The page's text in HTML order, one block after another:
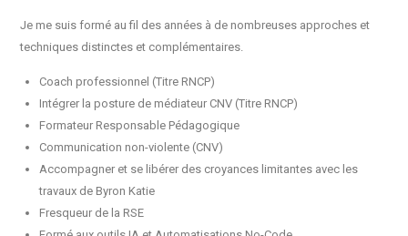
Je me suis formé au fil des années à de nombreuses approches et
techniques distinctes et complémentaires.
Coach professionnel (Titre RNCP)
Intégrer la posture de médiateur CNV (Titre RNCP)
Formateur Responsable Pédagogique
Communication non-violente (CNV)
Accompagner et se libérer des croyances limitantes avec les
travaux de Byron Katie
Fresqueur de la RSE